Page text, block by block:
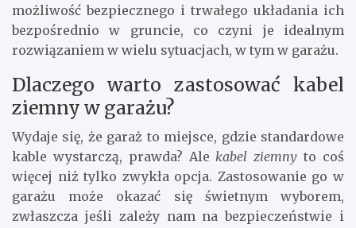
możliwość bezpiecznego i trwałego układania ich
bezpośrednio w gruncie, co czyni je idealnym
rozwiązaniem w wielu sytuacjach, w tym w garażu.
Dlaczego warto zastosować kabel
ziemny w garażu?
Wydaje się, że garaż to miejsce, gdzie standardowe
kable wystarczą, prawda? Alekabel ziemny to coś
więcej niż tylko zwykła opcja. Zastosowanie go w
garażu może okazać się świetnym wyborem,
zwłaszcza jeśli zależy nam na bezpieczeństwie i